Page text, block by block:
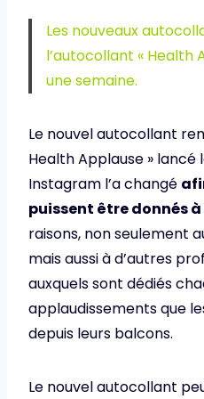
Les nouveaux
l’autocollant « Health
une semaine.
Le nouvel autocollant
Health Applause » lancé
Instagram l’a changé
puissent être donnés
raisons, non seulement
mais aussi à d’autres
auxquels sont dédiés
applaudissements que
depuis leurs balcons.
Le nouvel autocollant